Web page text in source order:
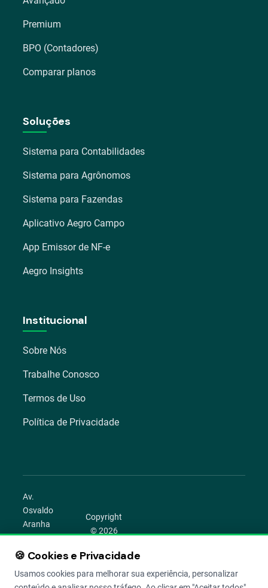
Premium
BPO (Contadores)
Comparar planos
Soluções
Sistema para Contabilidades
Sistema para Agrônomos
Sistema para Fazendas
Aplicativo Aegro Campo
App Emissor de NF-e
Aegro Insights
Institucional
Sobre Nós
Trabalhe Conosco
Termos de Uso
Política de Privacidade
Av.
Osvaldo
Aranha
1022 –
Bom
Porto
Copyright
© 2026
Todos os
direitos
reservados.
🍪 Cookies e Privacidade
Usamos cookies para melhorar sua experiência, personalizar